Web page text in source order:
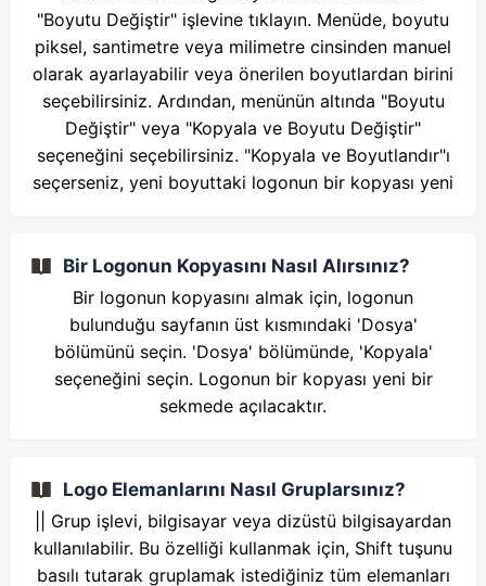
"Boyutu Değiştir" işlevine tıklayın. Menüde, boyutu
piksel, santimetre veya milimetre cinsinden manuel
olarak ayarlayabilir veya önerilen boyutlardan birini
seçebilirsiniz. Ardından, menünün altında "Boyutu
Değiştir" veya "Kopyala ve Boyutu Değiştir"
seçeneğini seçebilirsiniz. "Kopyala ve Boyutlandır"ı
seçerseniz, yeni boyuttaki logonun bir kopyası yeni
Bir Logonun Kopyasını Nasıl Alırsınız?
Bir logonun kopyasını almak için, logonun
bulunduğu sayfanın üst kısmındaki 'Dosya'
bölümünü seçin. 'Dosya' bölümünde, 'Kopyala'
seçeneğini seçin. Logonun bir kopyası yeni bir
sekmede açılacaktır.
Logo Elemanlarını Nasıl Gruplarsınız?
|| Grup işlevi, bilgisayar veya dizüstü bilgisayardan
kullanılabilir. Bu özelliği kullanmak için, Shift tuşunu
basılı tutarak gruplamak istediğiniz tüm elemanları